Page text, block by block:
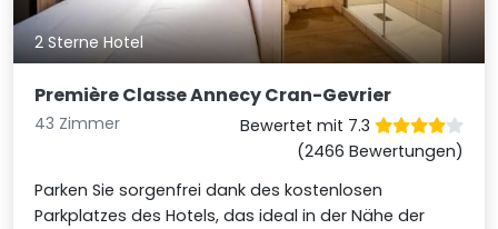
2 Sterne Hotel
Première Classe Annecy Cran-Gevrier
43 Zimmer
Bewertet mit 7.3
(2466 Bewertungen)
Parken Sie sorgenfrei dank des kostenlosen
Parkplatzes des Hotels, das ideal in der Nähe der